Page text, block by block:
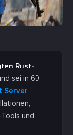
Rust-
sei in 60
Server
und